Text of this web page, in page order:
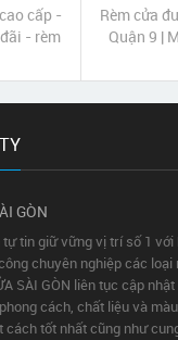
cấp -
- rèm
Rèm cửa
Quận 9 |
GÒN
tự tin giữ vững vị trí số 1
chuyên nghiệp các
SÀI GÒN liên tục cập
cách, chất liệu và
cách tốt nhất cũng như